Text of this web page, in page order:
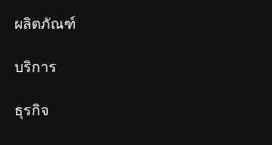
ผลิตภัณฑ์
บริการ
ธุรกิจ